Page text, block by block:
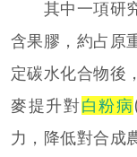
其中一項研究
含果膠，約占原
定碳水化合物後
麥提升對白粉病
力，降低對合成